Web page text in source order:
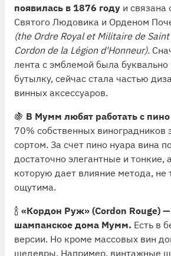
появилась в 1876 году и связана
Святого Людовика и Орденом
(the Ordre Royal et Militaire de
Cordon de la Légion d'Honneur).
лента с эмблемой была буквально
бутылку, сейчас стала частью
винных аксессуаров.
🍇 В Мумм любят работать с
70% собственных виноградников
сортом. За счет пино нуара вина
достаточно элегантные и тонкие,
которую дает влияние метода, не
ощутима.
🍾 «Кордон Руж» (Cordon Rouge) —
шампанское дома Мумм. Есть в
версии. Но кроме массовых вин
шедевры. Например, винтажные